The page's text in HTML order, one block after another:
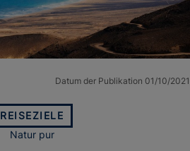
Datum der Publikation 01/10/2021
REISEZIELE
Natur pur